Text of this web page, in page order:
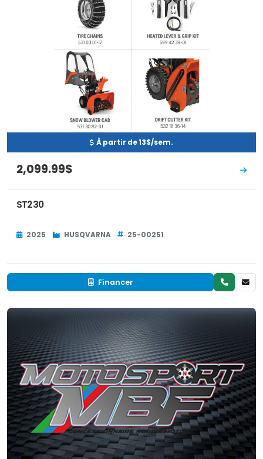
À partir de 13$/sem.
2,099.99$
ST230
2025 HUSQVARNA 25-00251
Financer
Neuf